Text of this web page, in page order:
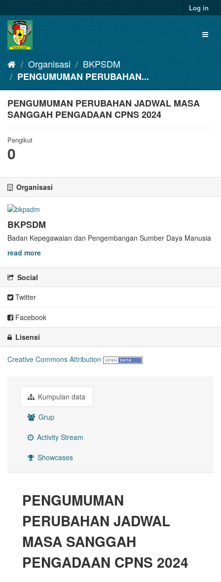
to
content
Log in
Organisasi
BKPSDM
PENGUMUMAN PERUBAHAN...
PENGUMUMAN PERUBAHAN JADWAL MASA
SANGGAH PENGADAAN CPNS 2024
Pengikut
0
Organisasi
BKPSDM
Badan Kepegawaian dan Pengembangan Sumber Daya Manusia
read more
Social
Twitter
Facebook
Lisensi
Creative Commons Attribution
Kumpulan data
Grup
Activity Stream
Showcases
PENGUMUMAN
PERUBAHAN JADWAL
MASA SANGGAH
PENGADAAN CPNS 2024